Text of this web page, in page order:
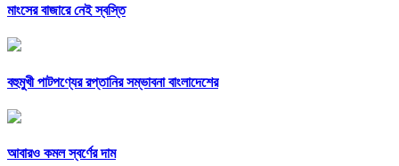
মাংসের বাজারে নেই স্বস্তি
বহুমুখী পাটপণ্যের রপ্তানির সম্ভাবনা বাংলাদেশের
আবারও কমল স্বর্ণের দাম